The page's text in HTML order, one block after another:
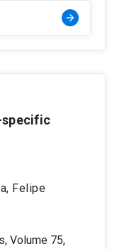
arrow_forward
specific
Felipe
Volume 75,